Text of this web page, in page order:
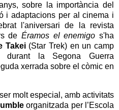
sobre la importància del
i adaptacions per al cinema i
l'aniversari de la revista
de Éramos el enemigo s'ha
Takei(Star Trek) en un camp
durant la Segona Guerra
xerrada sobre el còmic en
molt especial, amb activitats
organitzada per l’Escola